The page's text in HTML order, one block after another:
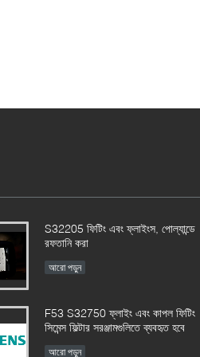
S32205 ফিটিং এবং ফ্লাইংস, পোল্যান্ডে
রফতানি করা
আরো পড়ুন
F53 S32750 ফ্লাইং এবং কাপল ফিটিং
সিমেন্স ফিল্টার সরঞ্জামগুলিতে ব্যবহৃত হবে
আরো পড়ুন